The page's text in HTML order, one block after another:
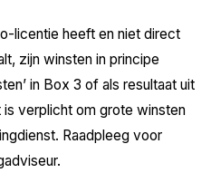
licentie heeft en niet direct
zijn winsten in principe
in Box 3 of als resultaat uit
verplicht om grote winsten
Raadpleeg voor